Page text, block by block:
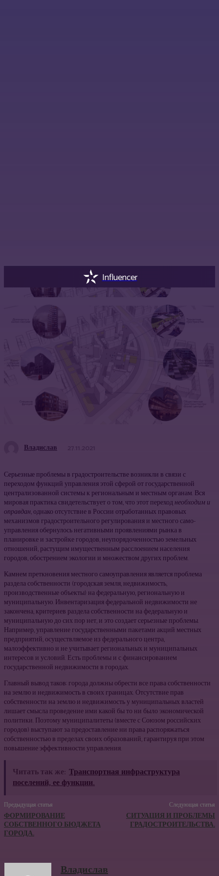
Influencer
Владислав
Серьезные про­блемы в градостроительстве возникли в связи с
переходом функ­ций управления этой сферой от государственной
централизован­ной системы к региональным и местным органам. Вся
мировая практика свидетельствует о том, что этот переходнеобходим и
оправдан, однако отсутствие в России отработанных правовых
механизмов градостроительного регулирования и местного само­
управления обернулось негативными проявлениями рынка в
планировке и застройке городов, неупорядоченностью земельных
отношений, растущим имущественным расслоением населения
городов, обострением экологии и множеством других проблем.
Камнем преткновения местного самоуправления является проблема
раздела собственности (городская земля, недвижи­мость,
производственные объекты) на федеральную, региональ­ную и
муниципальную. Инвентаризация федеральной недвижи­мости не
закончена, критериев раздела собственности на феде­ральную и
муниципальную до сих пор нет, и это создает серьез­ные проблемы.
Например, управление государственными паке­тами акций местных
предприятий, осуществляемое из федераль­ного центра,
малоэффективно и не учитывает региональных и муниципальных
интересов и условий. Есть проблемы и с финан­сированием
государственной недвижимости в городах.
Главный вывод таков: города должны обрести все права собственности
на землю и недвижимость в своих границах. От­сутствие прав
собственности на землю и недвижимость у муни­ципальных властей
лишает смысла проведение ими какой бы то ни было экономической
политики. Поэтому муниципалитеты (вместе с Союзом российских
городов) выступают за предостав­ление ни права распоряжаться
собственностью в пределах своих образований, гарантируя при этом
повышение эффективности управления.
Читать так же: Транспортная инфраструктура
поселений, ее функции.
Предыдущая статья
ФОРМИРОВАНИЕ
СОБСТВЕННОГО БЮДЖЕТА
ГОРОДА.
Следующая статья
СИТУАЦИЯ И ПРОБЛЕМЫ
ГРАДОСТРОИТЕЛЬСТВА.
Владислав